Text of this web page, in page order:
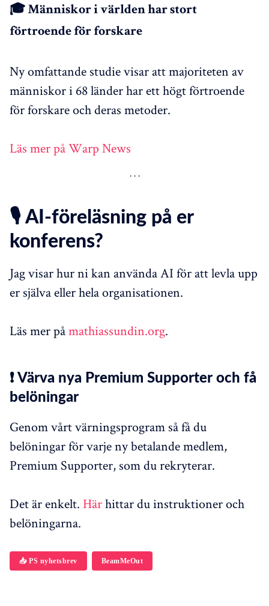
🎓 Människor i världen har stort
förtroende för forskare
Ny omfattande studie visar att majoriteten av
människor i 68 länder har ett högt förtroende
för forskare och deras metoder.
Läs mer på Warp News
🎙️ AI-föreläsning på er
konferens?
Jag visar hur ni kan använda AI för att levla upp
er själva eller hela organisationen.
Läs mer påmathiassundin.org.
❗ Värva nya Premium Supporter och få
belöningar
Genom vårt värningsprogram så få du
belöningar för varje ny betalande medlem,
Premium Supporter, som du rekryterar.
Det är enkelt. Härhittar du instruktioner och
belöningarna.
📥 PS nyhetsbrev BeamMeOut